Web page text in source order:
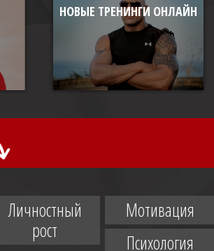
НОВЫЕ ТРЕНИНГИ ОНЛАЙН
Личностный
рост
Мотивация
Психология